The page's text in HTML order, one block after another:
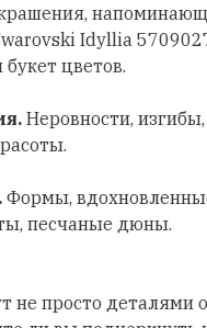
Idyllia
цветов.
Неровности,
Формы,
песчаные дюны.
не просто деталями